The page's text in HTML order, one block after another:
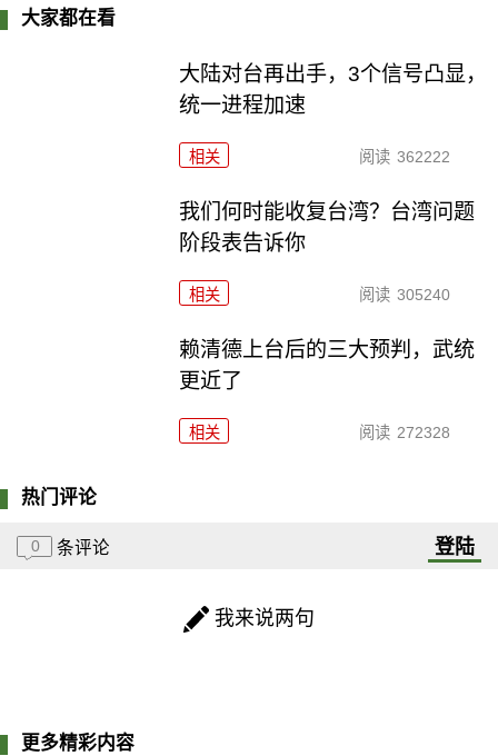
大家都在看
大陆对台再出手，3个信号凸显，
统一进程加速
相关 阅读 362222
我们何时能收复台湾？台湾问题
阶段表告诉你
相关 阅读 305240
赖清德上台后的三大预判，武统
更近了
相关 阅读 272328
热门评论
0 条评论 登陆
我来说两句
更多精彩内容